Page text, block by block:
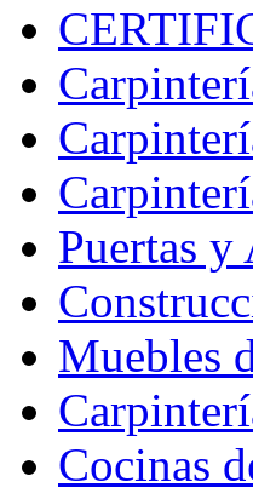
Puertas y
Muebles
Cocinas